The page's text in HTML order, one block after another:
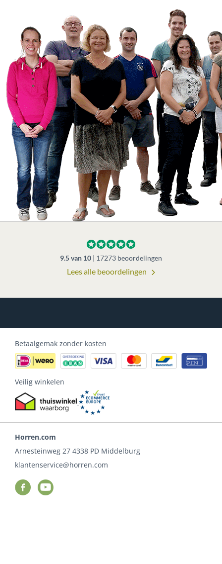
9.5van 10 | 17273 beoordelingen
Lees alle beoordelingen
Betaalgemak zonder kosten
Veilig winkelen
Horren.com
Arnesteinweg 27 4338 PD Middelburg
klantenservice@horren.com